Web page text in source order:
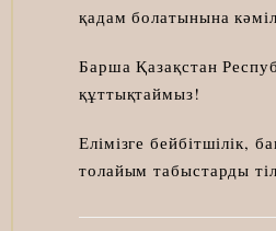
қадам болатынына
Барша Қазақстан
құттықтаймыз!
Елімізге бейбітшілік,
толайым табыстарды